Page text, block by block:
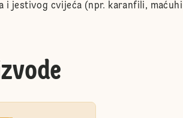
i jestivog cvijeća (npr. karanfili, maćuhi